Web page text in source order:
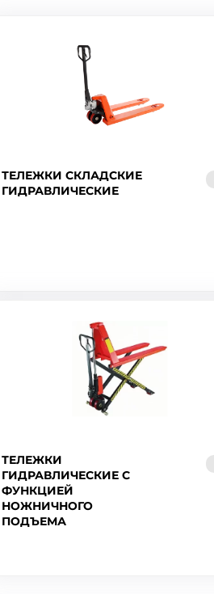
ТЕЛЕЖКИ СКЛАДСКИЕ
ГИДРАВЛИЧЕСКИЕ
ТЕЛЕЖКИ
ГИДРАВЛИЧЕСКИЕ С
ФУНКЦИЕЙ
НОЖНИЧНОГО
ПОДЪЕМА